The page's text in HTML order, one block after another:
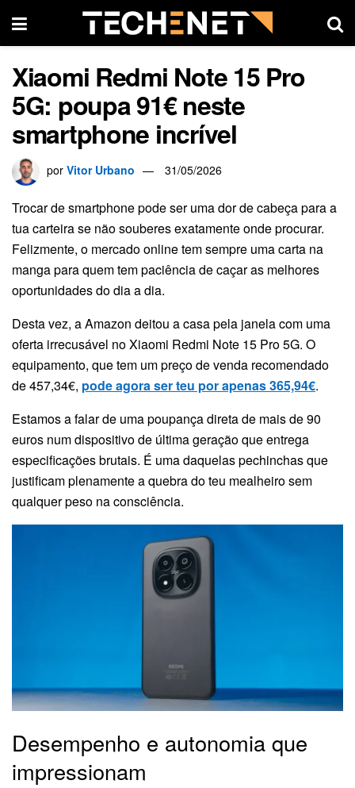
Xiaomi Redmi Note 15 Pro
5G: poupa 91€ neste
smartphone incrível
por Vitor Urbano 31/05/2026
Trocar de smartphone pode ser uma dor de cabeça para a
tua carteira se não souberes exatamente onde procurar.
Felizmente, o mercado online tem sempre uma carta na
manga para quem tem paciência de caçar as melhores
oportunidades do dia a dia.
Desta vez, a Amazon deitou a casa pela janela com uma
oferta irrecusável no Xiaomi Redmi Note 15 Pro 5G. O
equipamento, que tem um preço de venda recomendado
de 457,34€, pode agora ser teu por apenas 365,94€.
Estamos a falar de uma poupança direta de mais de 90
euros num dispositivo de última geração que entrega
especificações brutais. É uma daquelas pechinchas que
justificam plenamente a quebra do teu mealheiro sem
qualquer peso na consciência.
Desempenho e autonomia que
impressionam